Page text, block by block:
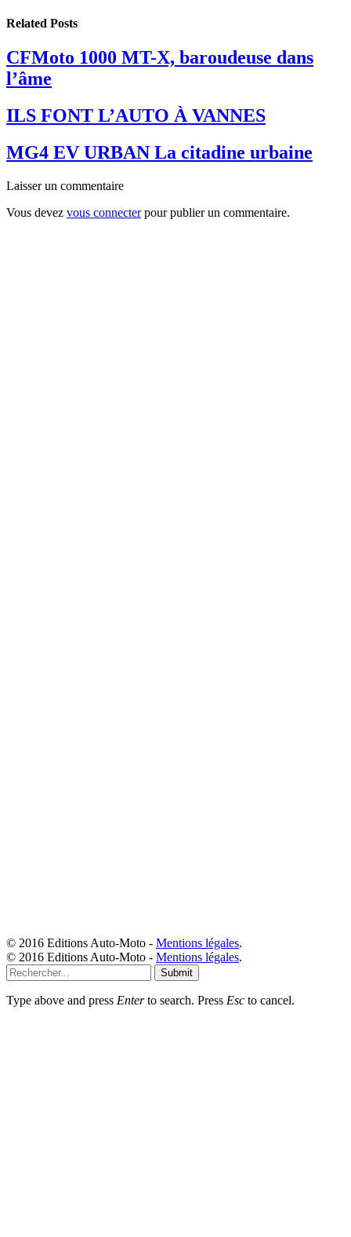
Related Posts
CFMoto 1000 MT-X, baroudeuse dans
l’âme
ILS FONT L’AUTO À VANNES
MG4 EV URBAN La citadine urbaine
Laisser un commentaire
Vous devez vous connecterpour publier un commentaire.
© 2016 Editions Auto-Moto - Mentions légales.
© 2016 Editions Auto-Moto - Mentions légales.
Submit
Type above and press Enterto search. Press Esc to cancel.